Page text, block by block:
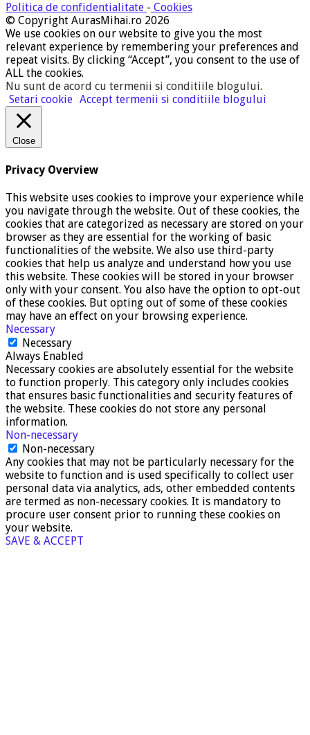
Politica de confidentialitate - Cookies
© Copyright AurasMihai.ro 2026
We use cookies on our website to give you the most
relevant experience by remembering your preferences and
repeat visits. By clicking “Accept”, you consent to the use of
ALL the cookies.
Nu sunt de acord cu termenii si conditiile blogului.
Setari cookie Accept termenii si conditiile blogului
Close
Privacy Overview
This website uses cookies to improve your experience while
you navigate through the website. Out of these cookies, the
cookies that are categorized as necessary are stored on your
browser as they are essential for the working of basic
functionalities of the website. We also use third-party
cookies that help us analyze and understand how you use
this website. These cookies will be stored in your browser
only with your consent. You also have the option to opt-out
of these cookies. But opting out of some of these cookies
may have an effect on your browsing experience.
Necessary
Necessary
Always Enabled
Necessary cookies are absolutely essential for the website
to function properly. This category only includes cookies
that ensures basic functionalities and security features of
the website. These cookies do not store any personal
information.
Non-necessary
Non-necessary
Any cookies that may not be particularly necessary for the
website to function and is used specifically to collect user
personal data via analytics, ads, other embedded contents
are termed as non-necessary cookies. It is mandatory to
procure user consent prior to running these cookies on
your website.
SAVE & ACCEPT